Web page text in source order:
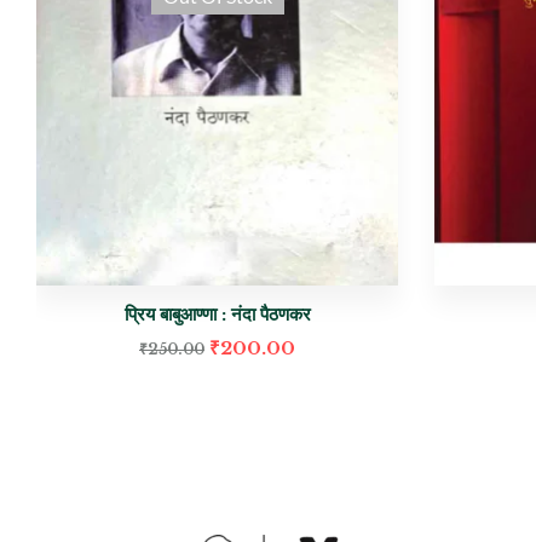
प्रिय बाबुआण्णा : नंदा पैठणकर
₹250.00 ₹200.00